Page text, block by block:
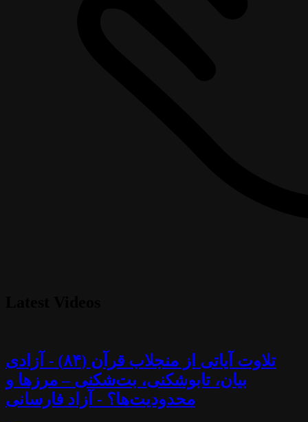
تلاوت آیاتی از منجلاب قرآن (۸۴) - آزادی
بیان، تابوشکنی، بت‌شکنی – مرزها و
محدودیت‌ها؟ - آزاد فارسانی